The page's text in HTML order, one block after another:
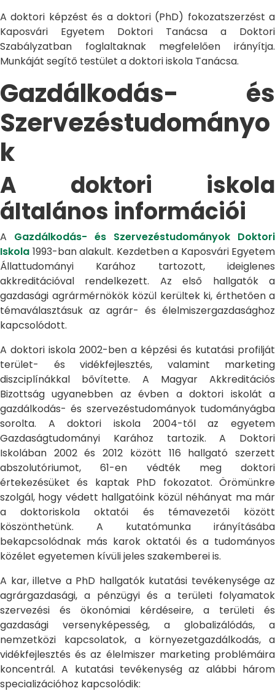
A doktori képzést és a doktori (PhD) fokozatszerzést a
Kaposvári Egyetem Doktori Tanácsa a Doktori
Szabályzatban foglaltaknak megfelelően irányítja.
Munkáját segítő testület a doktori iskola Tanácsa.
Gazdálkodás- és
Szervezéstudományo
k
A doktori iskola
általános információi
A Gazdálkodás- és Szervezéstudományok Doktori
Iskola 1993-ban alakult. Kezdetben a Kaposvári Egyetem
Állattudományi Karához tartozott, ideiglenes
akkreditációval rendelkezett. Az első hallgatók a
gazdasági agrármérnökök közül kerültek ki, érthetően a
témaválasztásuk az agrár- és élelmiszergazdasághoz
kapcsolódott.
A doktori iskola 2002-ben a képzési és kutatási profilját
terület- és vidékfejlesztés, valamint marketing
diszciplínákkal bővítette. A Magyar Akkreditációs
Bizottság ugyanebben az évben a doktori iskolát a
gazdálkodás- és szervezéstudományok tudományágba
sorolta. A doktori iskola 2004-től az egyetem
Gazdaságtudományi Karához tartozik. A Doktori
Iskolában 2002 és 2012 között 116 hallgató szerzett
abszolutóriumot, 61-en védték meg doktori
értekezésüket és kaptak PhD fokozatot. Örömünkre
szolgál, hogy védett hallgatóink közül néhányat ma már
a doktoriskola oktatói és témavezetői között
köszönthetünk. A kutatómunka irányításába
bekapcsolódnak más karok oktatói és a tudományos
közélet egyetemen kívüli jeles szakemberei is.
A kar, illetve a PhD hallgatók kutatási tevékenysége az
agrárgazdasági, a pénzügyi és a területi folyamatok
szervezési és ökonómiai kérdéseire, a területi és
gazdasági versenyképesség, a globalizálódás, a
nemzetközi kapcsolatok, a környezetgazdálkodás, a
vidékfejlesztés és az élelmiszer marketing problémáira
koncentrál. A kutatási tevékenység az alábbi három
specializációhoz kapcsolódik: